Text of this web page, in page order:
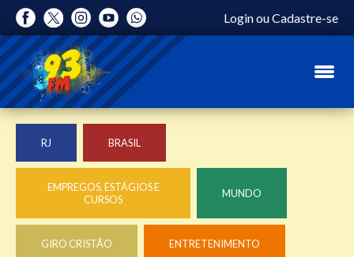
LoginouCadastre-se
RJ BRASIL
EMPREGOS, ESTÁGIOS E
CURSOS
MUNDO
GIRO CRISTÃO ENTRETENIMENTO